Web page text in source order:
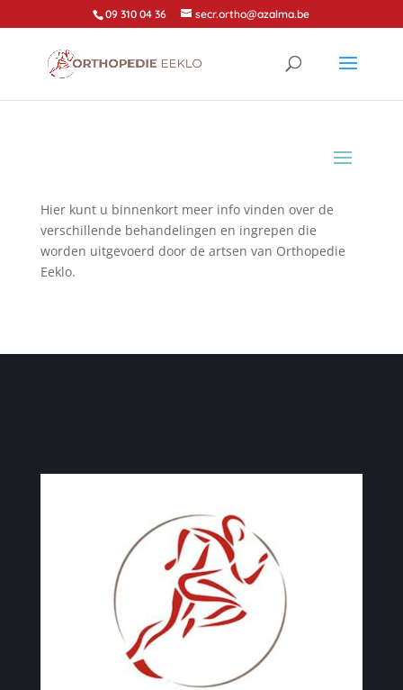
09 310 04 36 secr.ortho@azalma.be
Hier kunt u binnenkort meer info vinden over de
verschillende behandelingen en ingrepen die
worden uitgevoerd door de artsen van Orthopedie
Eeklo.